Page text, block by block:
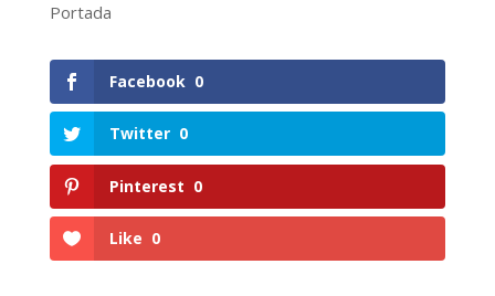
Portada
Facebook 0
Twitter 0
Pinterest 0
Like 0